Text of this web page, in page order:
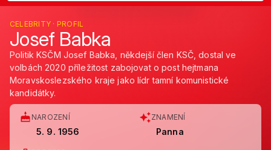
CELEBRITY · PROFIL
Josef Babka
Politik KSČM Josef Babka, někdejší člen KSČ, dostal ve
volbách 2020 příležitost zabojovat o post hejtmana
Moravskoslezského kraje jako lídr tamní komunistické
kandidátky.
NAROZENÍ
5. 9. 1956
ZNAMENÍ
Panna